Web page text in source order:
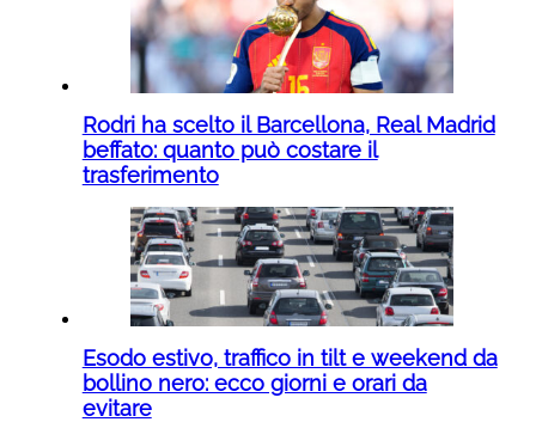
Rodri ha scelto il Barcellona, Real Madrid
beffato: quanto può costare il
trasferimento
Esodo estivo, traffico in tilt e weekend da
bollino nero: ecco giorni e orari da
evitare